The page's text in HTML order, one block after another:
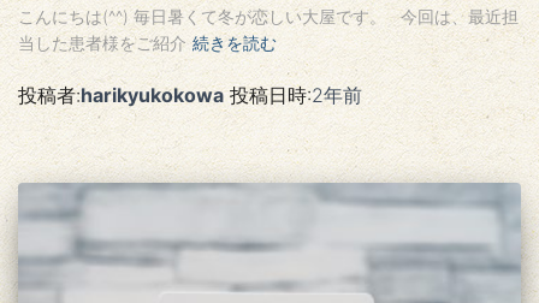
こんにちは(^^) 毎日暑くて冬が恋しい大屋です。 今回は、最近担
当した患者様をご紹介 続きを読む
投稿者:harikyukokowa投稿日時:2年前